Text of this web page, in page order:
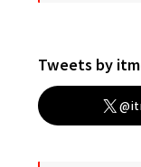
Tweets by